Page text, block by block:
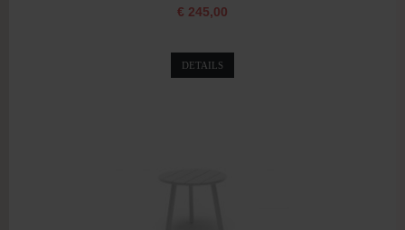
€ 245,00
DETAILS